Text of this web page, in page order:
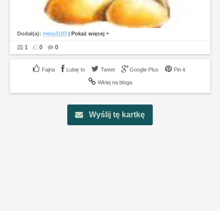
Dodał(a): misiu3193 | Pokaż więcej
1 0 0
Lubię to Tweet Google Plus Pin it
Wklej na bloga
Wyślij tę kartkę